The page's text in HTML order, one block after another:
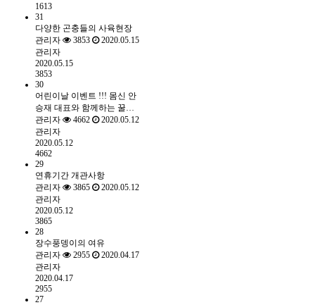
1613
31
다양한 곤충들의 사육현장
관리자
3853
2020.05.15
관리자
2020.05.15
3853
30
어린이날 이벤트 !!! 몸신 안
승재 대표와 함께하는 꿀…
관리자
4662
2020.05.12
관리자
2020.05.12
4662
29
연휴기간 개관사항
관리자
3865
2020.05.12
관리자
2020.05.12
3865
28
장수풍뎅이의 여유
관리자
2955
2020.04.17
관리자
2020.04.17
2955
27